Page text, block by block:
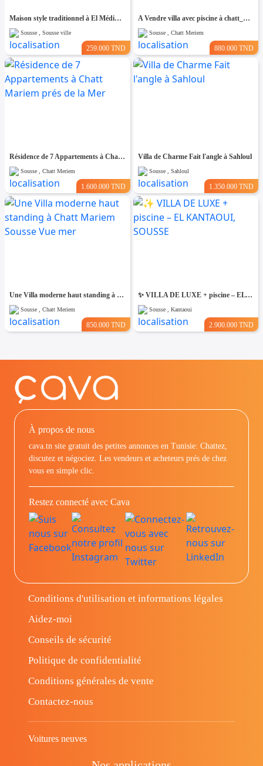
Maison style traditionnel à El Médina Sousse
Sousse , Sousse ville
259.000 TND
A Vendre villa avec piscine à chatt_mariem pré résidence Costa
Sousse , Chatt Meriem
880.000 TND
Résidence de 7 Appartements à Chatt Mariem prés de la Mer
Sousse , Chatt Meriem
1.600.000 TND
Villa de Charme Fait l'angle à Sahloul
Sousse , Sahloul
1.350.000 TND
Une Villa moderne haut standing à Chatt Mariem Sousse Vue mer
Sousse , Chatt Meriem
850.000 TND
​✨ VILLA DE LUXE + piscine – EL KANTAOUI, SOUSSE
Sousse , Kantaoui
2.900.000 TND
À propos de nous
cava.tn site gratuit des petites annonces en Tunisie: Chattez,
discutez et négociez. Les vendeurs et acheteurs prés de chez
vous en simple clic.
Restez connecté avec Cava
Conditions d'utilisation et informations légales
Aidez-moi
Conseils de sécurité
Politique de confidentialité
Conditions générales de vente
Contactez-nous
Voitures neuves